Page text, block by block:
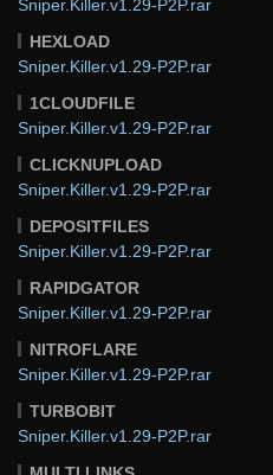
Sniper.Killer.v1.29-P2P.rar
HEXLOAD
Sniper.Killer.v1.29-P2P.rar
1CLOUDFILE
Sniper.Killer.v1.29-P2P.rar
CLICKNUPLOAD
Sniper.Killer.v1.29-P2P.rar
DEPOSITFILES
Sniper.Killer.v1.29-P2P.rar
RAPIDGATOR
Sniper.Killer.v1.29-P2P.rar
NITROFLARE
Sniper.Killer.v1.29-P2P.rar
TURBOBIT
Sniper.Killer.v1.29-P2P.rar